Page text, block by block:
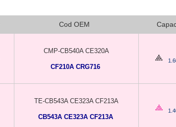
Cod OEM
CMP-CB540A CE320A
CF210A CRG716
TE-CB543A CE323A CF213A
CB543A CE323A CF213A